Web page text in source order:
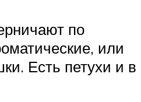
по
или
Есть петухи и в